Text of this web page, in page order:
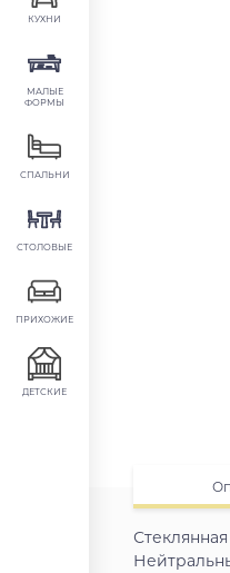
КУХНИ
МАЛЫЕ
ФОРМЫ
СПАЛЬНИ
СТОЛОВЫЕ
ПРИХОЖИЕ
ДЕТСКИЕ